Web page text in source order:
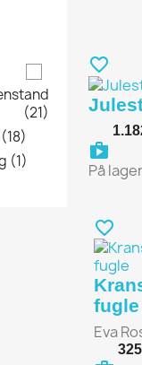
(21)
(18)
(1)
favorite_border
På
favorite_border
fugle
Eva